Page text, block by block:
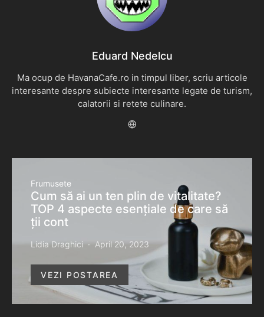
Eduard Nedelcu
Ma ocup de HavanaCafe.ro in timpul liber, scriu articole
interesante despre subiecte interesante legate de turism,
calatorii si retete culinare.
Frumusete
Cum să ai un ten plin de vitalitate?
TOP 4 aspecte esențiale de care să
ții cont
Lidia Draghici April 20, 2023
VEZI POSTAREA